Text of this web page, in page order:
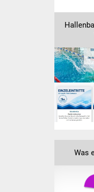
Was